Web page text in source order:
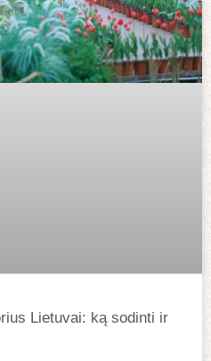
Lietuvai: ką sodinti ir